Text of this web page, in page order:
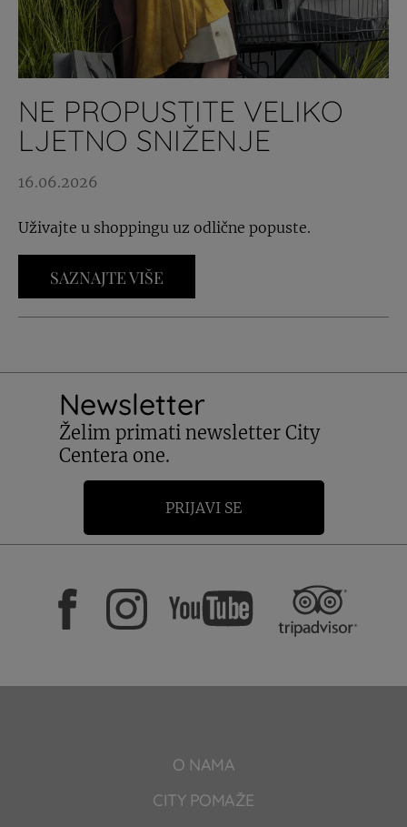
NE PROPUSTITE VELIKO
LJETNO SNIŽENJE
16.06.2026
Uživajte u shoppingu uz odlične popuste.
SAZNAJTE VIŠE
Newsletter
Želim primati newsletter City
Centera one.
PRIJAVI SE
O NAMA
CITY POMAŽE